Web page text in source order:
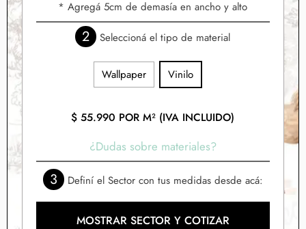
* Agregá 5cm de demasía en ancho y alto
2 Seleccioná el tipo de material
Wallpaper Vinilo
$ 55.990 POR M² (IVA INCLUIDO)
¿Dudas sobre materiales?
3 Definí el Sector con tus medidas desde acá:
MOSTRAR SECTOR Y COTIZAR